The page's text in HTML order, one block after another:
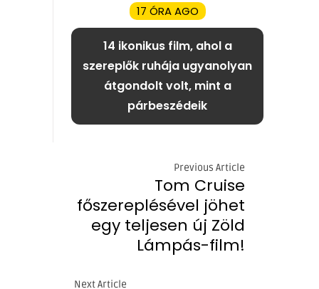
17 ÓRA AGO
14 ikonikus film, ahol a
szereplők ruhája ugyanolyan
átgondolt volt, mint a
párbeszédeik
Previous Article
Tom Cruise
főszereplésével jöhet
egy teljesen új Zöld
Lámpás-film!
Next Article